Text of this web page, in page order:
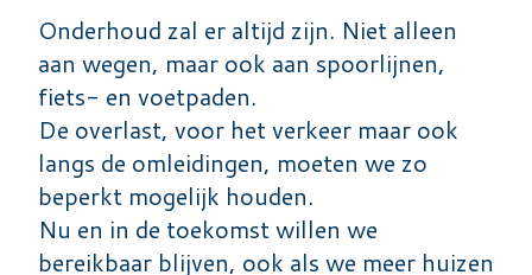
Onderhoud zal er altijd zijn. Niet alleen
aan wegen, maar ook aan spoorlijnen,
fiets- en voetpaden.
De overlast, voor het verkeer maar ook
langs de omleidingen, moeten we zo
beperkt mogelijk houden.
Nu en in de toekomst willen we
bereikbaar blijven, ook als we meer huizen